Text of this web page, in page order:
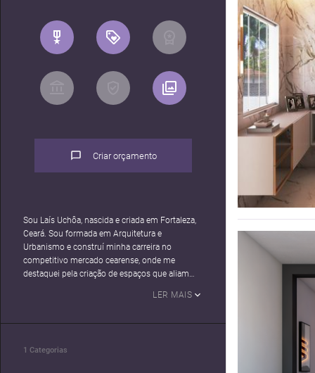
Criar orçamento
Sou Laís Uchôa, nascida e criada em Fortaleza,
Ceará. Sou formada em Arquitetura e
Urbanismo e construí minha carreira no
competitivo mercado cearense, onde me
destaquei pela criação de espaços que aliam
Gosto de combinar elementos contemporâneos
LER MAIS
1 Categorias